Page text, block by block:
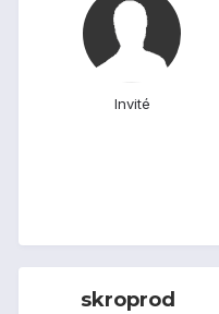
Invité
skroprod